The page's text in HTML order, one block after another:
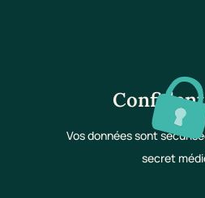
Vos données sont
secret